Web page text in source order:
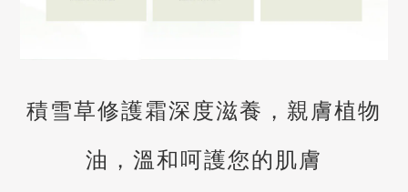
積雪草修護霜深度滋養，親膚植物
油，溫和呵護您的肌膚